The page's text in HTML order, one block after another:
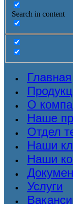
Search in content
Главная
О
Наше
Отдел
Наши
Наши
Услуги